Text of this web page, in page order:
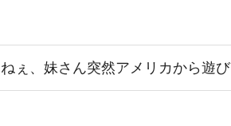
ねぇ、妹さん突然アメリカから遊